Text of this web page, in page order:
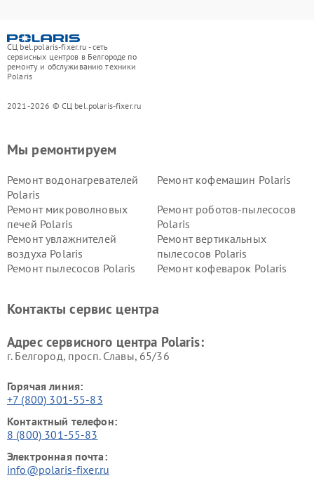
СЦ bel.polaris-fixer.ru - сеть
сервисных центров в Белгороде по
ремонту и обслуживанию техники
Polaris
2021-2026 © СЦ bel.polaris-fixer.ru
Мы ремонтируем
Ремонт водонагревателей
Polaris
Ремонт кофемашин Polaris
Ремонт микроволновых
печей Polaris
Ремонт роботов-пылесосов
Polaris
Ремонт увлажнителей
воздуха Polaris
Ремонт вертикальных
пылесосов Polaris
Ремонт пылесосов Polaris
Ремонт кофеварок Polaris
Контакты сервис центра
Адрес сервисного центра Polaris:
г. Белгород, просп. Славы, 65/36
Горячая линия:
+7 (800) 301-55-83
Контактный телефон:
8 (800) 301-55-83
Электронная почта:
info@polaris-fixer.ru